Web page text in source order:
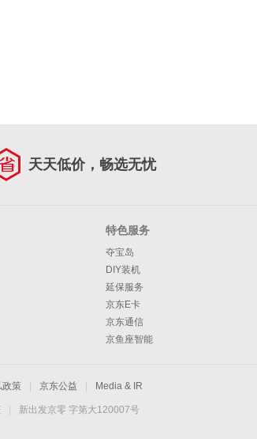
天天低价，畅选无忧
特色服务
夺宝岛
DIY装机
延保服务
京东E卡
京东通信
京鱼座智能
政策 京东公益 Media & IR
新出发京零 字第大120007号